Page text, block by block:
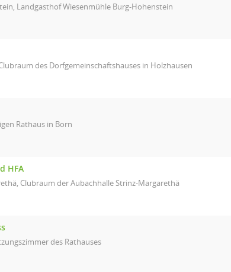
Landgasthof Wiesenmühle Burg-Hohenstein
des Dorfgemeinschaftshauses in Holzhausen
Rathaus in Born
HFA
Clubraum der Aubachhalle Strinz-Margarethä
des Rathauses